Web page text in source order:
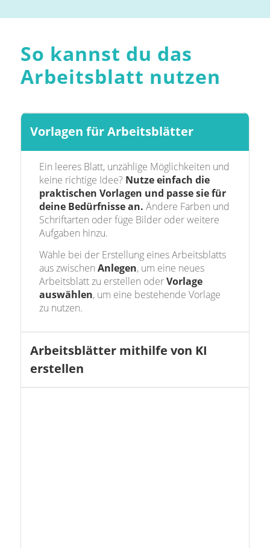
So kannst du das
Arbeitsblatt nutzen
Vorlagen für Arbeitsblätter
Ein leeres Blatt, unzählige Möglichkeiten und
keine richtige Idee? Nutze einfach die
praktischen Vorlagen und passe sie für
deine Bedürfnisse an. Ändere Farben und
Schriftarten oder füge Bilder oder weitere
Aufgaben hinzu.
Wähle bei der Erstellung eines Arbeitsblatts
aus zwischen Anlegen, um eine neues
Arbeitsblatt zu erstellen oderVorlage
auswählen, um eine bestehende Vorlage
zu nutzen.
Arbeitsblätter mithilfe von KI
erstellen